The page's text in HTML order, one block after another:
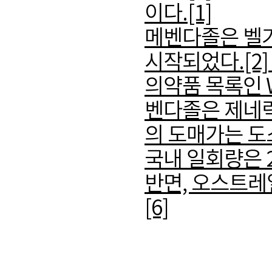
이다.[1]
메벤다졸은 벨
시작되었다
의약품 목록인
벤다졸은 제네
의 도매가는
국내 일회량은
반면, 오스트
[6]